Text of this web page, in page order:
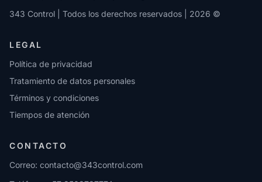
343 Control | Todos los derechos reservados | 2026 ©
LEGAL
Política de privacidad
Tratamiento de datos personales
Términos y condiciones
Tiempos de atención
CONTACTO
Correo: contacto@343control.com